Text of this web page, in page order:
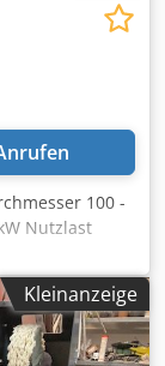
100 -
Nutzlast
250 x
Fußpedal
(am Kabel)
Kleinanzeige